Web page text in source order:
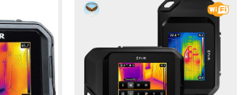
Phường Mỹ Đình 1, Quận Nam
Hà Nội
0393.968.345 / 0976.082.395